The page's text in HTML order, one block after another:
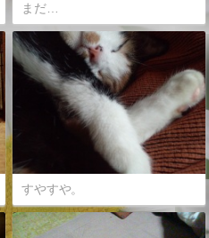
まだ…
すやすや。